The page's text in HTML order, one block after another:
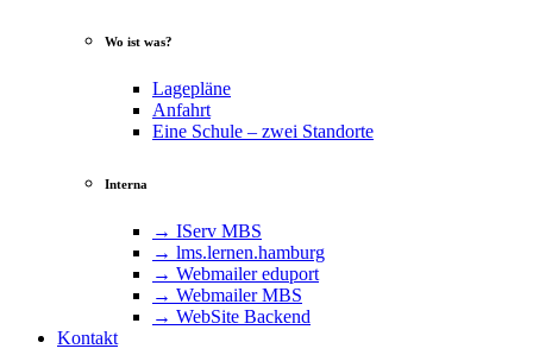
Wo ist was?
Lagepläne
Anfahrt
Eine Schule – zwei Standorte
Interna
→ IServ MBS
→ lms​.ler​nen​.ham​burg
→ Webmailer eduport
→ Webmailer MBS
→ WebSite Backend
Kontakt